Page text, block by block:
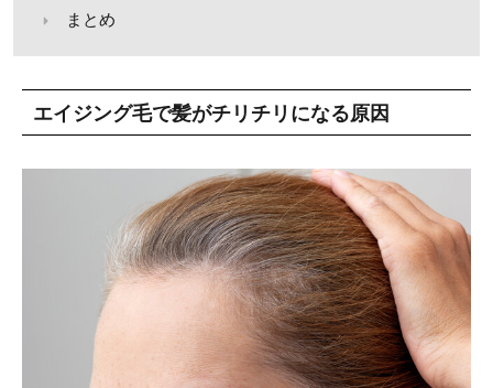
まとめ
エイジング毛で髪がチリチリになる原因